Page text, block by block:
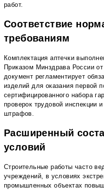
работ.
Соответствие
требованиям
Комплектация аптечки
Приказом Минздрава России
документ регламентирует
изделий для оказания первой
сертифицированного набора
проверок трудовой инспекции
штрафов.
Расширенный
условий
Строительные работы часто
учреждений, в условиях
промышленных объектах